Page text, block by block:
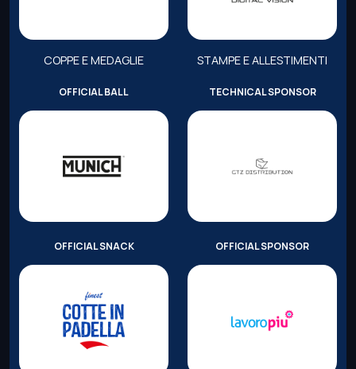
COPPE E MEDAGLIE STAMPE E ALLESTIMENTI
OFFICIAL BALL TECHNICAL SPONSOR
OFFICIAL SNACK OFFICIAL SPONSOR